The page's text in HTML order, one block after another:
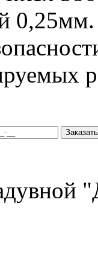
0,25мм.
Заказать